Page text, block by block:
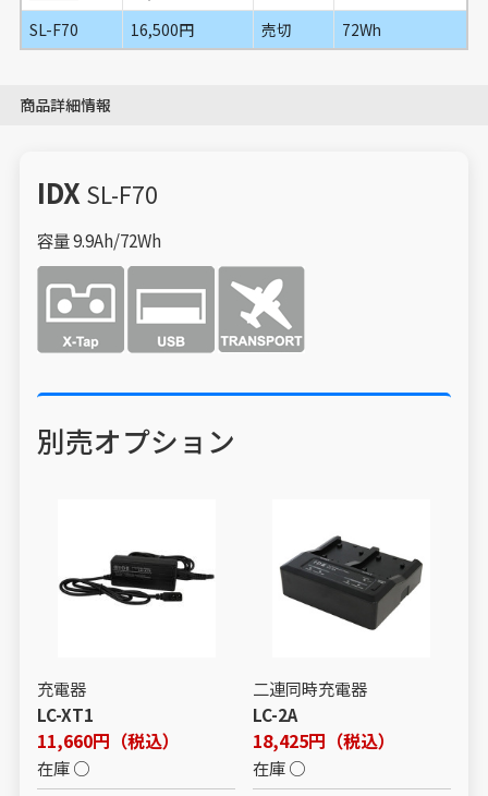
SL-F70
16,500円 売切 72Wh
商品詳細情報
IDX SL-F70
容量 9.9Ah/72Wh
別売オプション
充電器
LC-XT1
11,660円（税込）
在庫 ○
二連同時充電器
LC-2A
18,425円（税込）
在庫 ○